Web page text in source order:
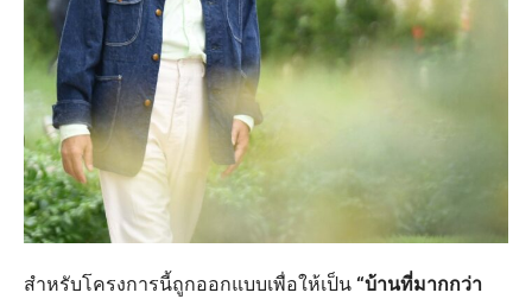
สำหรับโครงการนี้ถูกออกแบบเพื่อให้เป็น “บ้านที่มากกว่า